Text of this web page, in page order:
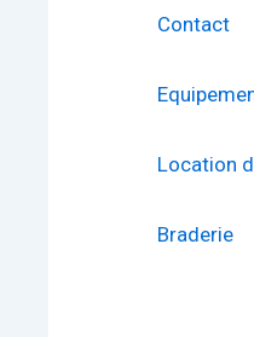
Contact
Location
Braderie